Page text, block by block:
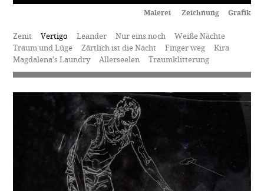
Malerei Zeichnung Grafik
Zenit Vertigo Leander Nur eins noch
Weiße Nächte
Traum und Lüge
Zärtlich ist die Nacht Finger weg
Kira
Magdalena’s Laundry
Allerseelen Traumklitterung